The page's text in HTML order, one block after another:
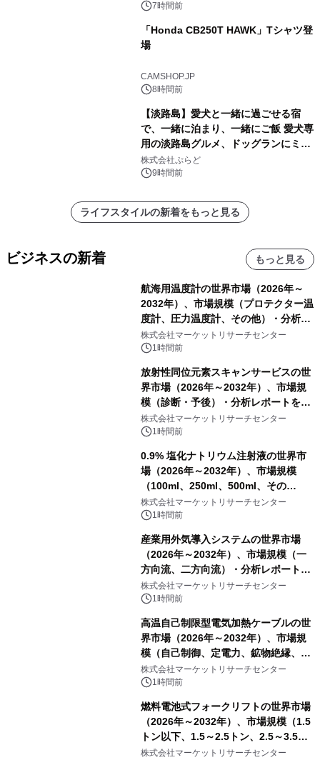
7時間前
「Honda CB250T HAWK」Tシャツ登
場
CAMSHOP.JP
8時間前
【淡路島】愛犬と一緒に過ごせる宿
で、一緒に泊まり、一緒にご飯 愛犬専
用の淡路島グルメ、ドッグランにミニ
プール グランピングとトレーラーハウ
スの2施設で
株式会社ぷらど
9時間前
ライフスタイルの新着をもっと見る
ビジネスの新着 もっと見る
航海用温度計の世界市場（2026年～
2032年）、市場規模（プロテクター温
度計、圧力温度計、その他）・分析レ
ポートを発表
株式会社マーケットリサーチセンター
1時間前
放射性同位元素スキャンサービスの世
界市場（2026年～2032年）、市場規
模（診断・予後）・分析レポートを発
表
株式会社マーケットリサーチセンター
1時間前
0.9% 塩化ナトリウム注射液の世界市
場（2026年～2032年）、市場規模
（100ml、250ml、500ml、その
他）・分析レポートを発表
株式会社マーケットリサーチセンター
1時間前
産業用外気導入システムの世界市場
（2026年～2032年）、市場規模（一
方向流、二方向流）・分析レポートを
発表
株式会社マーケットリサーチセンター
1時間前
高温自己制限型電気加熱ケーブルの世
界市場（2026年～2032年）、市場規
模（自己制御、定電力、鉱物絶縁、表
皮効果）・分析レポートを発表
株式会社マーケットリサーチセンター
1時間前
燃料電池式フォークリフトの世界市場
（2026年～2032年）、市場規模（1.5
トン以下、1.5～2.5トン、2.5～3.5ト
ン、3.5～5.0トン、その他）・分析レ
株式会社マーケットリサーチセンター